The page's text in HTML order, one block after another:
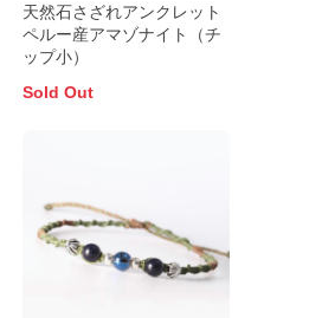
天然石さざれアンクレット
ペルー産アマゾナイト（チ
ップ小）
Sold Out